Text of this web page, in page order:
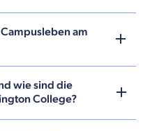
am
wie sind die
College?